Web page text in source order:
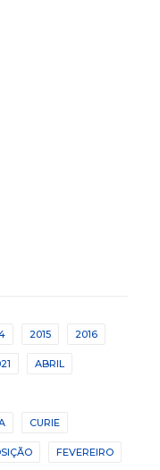
2015 2016
ABRIL
CURIE
FEVEREIRO